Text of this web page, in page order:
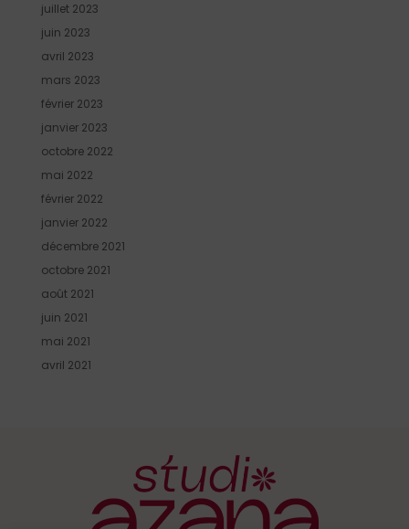
juillet 2023
juin 2023
avril 2023
mars 2023
février 2023
janvier 2023
octobre 2022
mai 2022
février 2022
janvier 2022
décembre 2021
octobre 2021
août 2021
juin 2021
mai 2021
avril 2021